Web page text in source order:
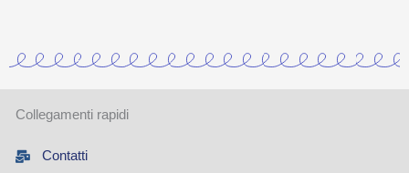
Collegamenti rapidi
Contatti